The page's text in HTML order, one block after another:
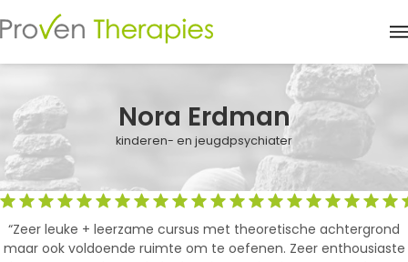
Nora Erdman
kinderen- en jeugdpsychiater
“Zeer leuke + leerzame cursus met theoretische achtergrond
maar ook voldoende ruimte om te oefenen. Zeer enthousiaste